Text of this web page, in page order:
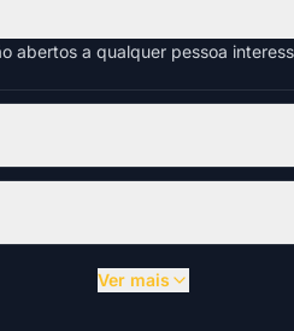
abertos a qualquer pessoa
Ver mais